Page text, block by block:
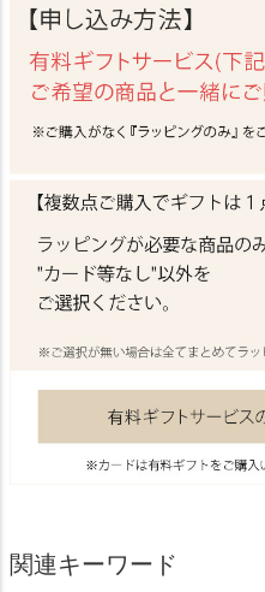
関連キーワード